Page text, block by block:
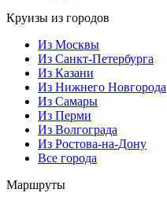
Круизы из городов
Из Москвы
Из Санкт-Петербурга
Из Казани
Из Нижнего Новгорода
Из Самары
Из Перми
Из Волгограда
Из Ростова-на-Дону
Все города
Маршруты